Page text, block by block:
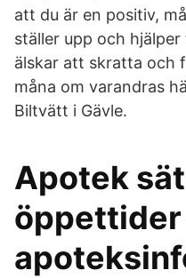
att du är en positiv,
ställer upp och
älskar att skratta och
måna om varandras
Biltvätt i Gävle.
Apotek